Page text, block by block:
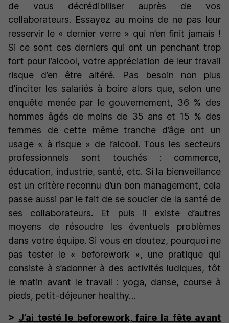
de vous décrédibiliser auprès de vos
collaborateurs. Essayez au moins de ne pas leur
resservir le « dernier verre » qui n’en finit jamais !
Si ce sont ces derniers qui ont un penchant trop
fort pour l’alcool, votre appréciation de leur travail
risque d’en être altéré. Pas besoin non plus
d’inciter les salariés à boire alors que, selon une
enquête menée par le gouvernement, 36 % des
hommes âgés de moins de 35 ans et 15 % des
femmes de cette même tranche d’âge ont un
usage « à risque » de l’alcool. Tous les secteurs
professionnels sont touchés : commerce,
éducation, industrie, santé, etc. Si la bienveillance
est un critère reconnu d’un bon management, cela
passe aussi par le fait de se soucier de la santé de
ses collaborateurs. Et puis il existe d’autres
moyens de résoudre les éventuels problèmes
dans votre équipe. Si vous en doutez, pourquoi ne
pas tester le « beforework », une pratique qui
consiste à s’adonner à des activités ludiques, tôt
le matin avant le travail : yoga, danse, course à
pieds, petit-déjeuner healthy…
> J’ai testé le beforework, faire la fête avant